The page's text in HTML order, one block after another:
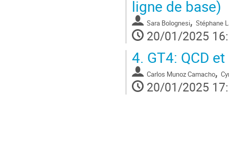
ligne de base)
Sara Bolognesi, Stéphane
20/01/2025
4. GT4: QCD
Carlos Munoz Camacho,
20/01/2025